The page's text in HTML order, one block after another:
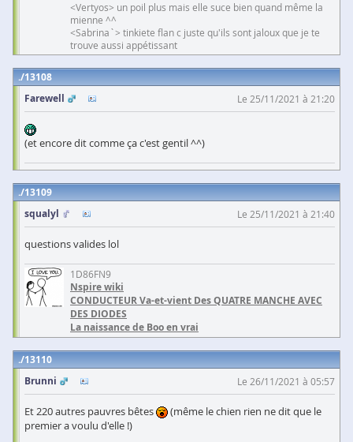
<Vertyos> un poil plus mais elle suce bien quand même la
mienne ^^
<Sabrina`> tinkiete flan c juste qu'ils sont jaloux que je te
trouve aussi appétissant
13108
Farewell
Le 25/11/2021 à 21:20
(et encore dit comme ça c'est gentil ^^)
13109
squalyl
Le 25/11/2021 à 21:40
questions valides lol
1D86FN9
Nspire wiki
CONDUCTEUR Va-et-vient Des QUATRE MANCHE AVEC
DES DIODES
La naissance de Boo en vrai
13110
Brunni
Le 26/11/2021 à 05:57
Et 220 autres pauvres bêtes
(même le chien rien ne dit que le
premier a voulu d'elle !)